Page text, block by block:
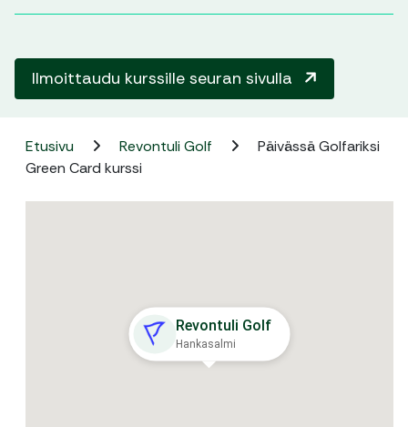
Ilmoittaudu kurssille seuran sivulla
Etusivu Revontuli Golf
Päivässä Golfariksi
Green Card kurssi
Revontuli Golf
Hankasalmi